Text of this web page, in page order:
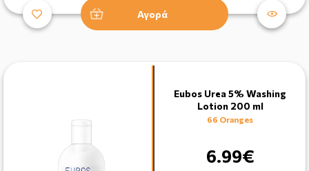
Αγορά
Eubos Urea 5% Washing
Lotion 200 ml
66 Oranges
6.99€